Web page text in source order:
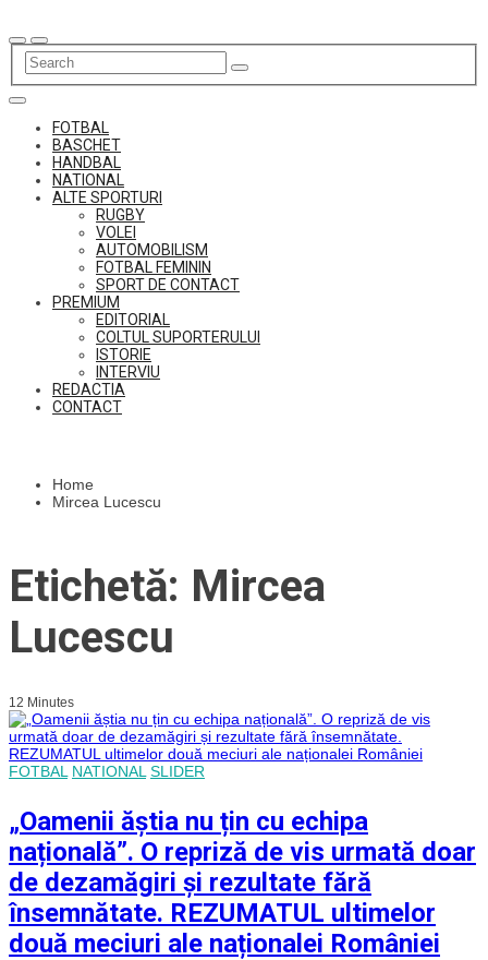
to
content
FOTBAL
BASCHET
HANDBAL
NATIONAL
ALTE SPORTURI
RUGBY
VOLEI
AUTOMOBILISM
FOTBAL FEMININ
SPORT DE CONTACT
PREMIUM
EDITORIAL
COLTUL SUPORTERULUI
ISTORIE
INTERVIU
REDACTIA
CONTACT
Home
Mircea Lucescu
Etichetă: Mircea
Lucescu
12 Minutes
FOTBAL NATIONAL SLIDER
„Oamenii ăștia nu țin cu echipa
națională”. O repriză de vis urmată doar
de dezamăgiri și rezultate fără
însemnătate. REZUMATUL ultimelor
două meciuri ale naționalei României